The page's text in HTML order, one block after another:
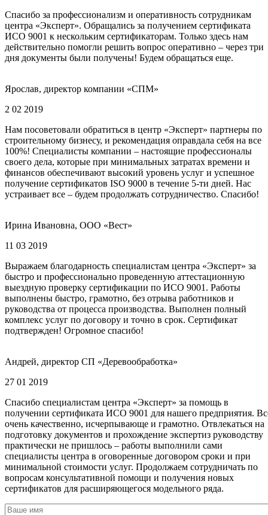
Спасибо за профессионализм и оперативность сотрудникам
центра «Эксперт». Обращались за получением сертификата
ИСО 9001 к нескольким сертификаторам. Только здесь нам
действительно помогли решить вопрос оперативно – через три
дня документы были получены! Будем обращаться еще.
Ярослав, директор компании «СПМ»
2 02 2019
Нам посоветовали обратиться в центр «Эксперт» партнеры по
строительному бизнесу, и рекомендация оправдала себя на все
100%! Специалисты компании – настоящие профессионалы
своего дела, которые при минимальных затратах времени и
финансов обеспечивают высокий уровень услуг и успешное
получение сертификатов ISO 9000 в течение 5-ти дней. Нас
устраивает все – будем продолжать сотрудничество. Спасибо!
Ирина Ивановна, ООО «Вест»
11 03 2019
Выражаем благодарность специалистам центра «Эксперт» за
быстро и профессионально проведенную аттестационную
выездную проверку сертификации по ИСО 9001. Работы
выполнены быстро, грамотно, без отрыва работников и
руководства от процесса производства. Выполнен полный
комплекс услуг по договору и точно в срок. Сертификат
подтвержден! Огромное спасибо!
Андрей, директор СП «Деревообработка»
27 01 2019
Спасибо специалистам центра «Эксперт» за помощь в
получении сертификата ИСО 9001 для нашего предприятия.
очень качественно, исчерпывающе и грамотно. Отвлекаться на
подготовку документов и прохождение экспертиз руководству
практически не пришлось – работы выполнили сами
специалисты центра в оговоренные договором сроки и при
минимальной стоимости услуг. Продолжаем сотрудничать по
вопросам консультативной помощи и получения новых
сертификатов для расширяющегося модельного ряда.